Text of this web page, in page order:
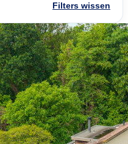
Filters wissen